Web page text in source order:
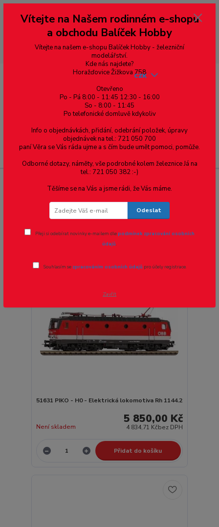
--- pro zákazníky ze Slovenska a jiných zemí, pokud chcete platit v eurech
přepněte si e-shop na euro 💶 pro přepočet měny - pravý horní roh ---
dobírky – pokud si z nějakého důvodu zásilku nevyzvednete, bude po
domluvě zaslána znovu s opětovnou platbou za poštovné, v opačném
případě bude zrušena a účet přidán na blacklist a rušeny následující
objednávky.
Menu
CZK
DCC konektor: NEM 658 Plux22
strana z 14 další
51631 PIKO - H0 - Elektrická lokomotiva Rh 1144.2
5 850,00 Kč
4 834,71 Kčbez DPH
Není skladem
Přidat do košíku
Vítejte na Našem rodinném e-shopu
a obchodu Balíček Hobby
Vítejte na našem e-shopu Balíček Hobby - železniční
modelářství.
Kde nás najdete?
Horažďovice Žižkova 758
Otevřeno
Po - Pá 8:00 - 11:45 12:30 - 16:00
So - 8:00 - 11:45
Po telefonické domluvě kdykoliv
Info o objednávkách, přidání, odebrání položek, úpravy
objednávek na tel.: 721 050 700
paní Věra se Vás ráda ujme a s čím bude umět pomoci, pomůže.
Odborné dotazy, náměty, vše podrobné kolem železnice Já na
tel.: 721 050 382 :-)
Těšíme se na Vás a jsme rádi, že Vás máme.
Odeslat
Přeji si odebírat novinky e-mailem dlepodmínek zpracování osobních
údajů.
Souhlasím se zpracováním osobních údajů pro účely registrace.
Zavřít